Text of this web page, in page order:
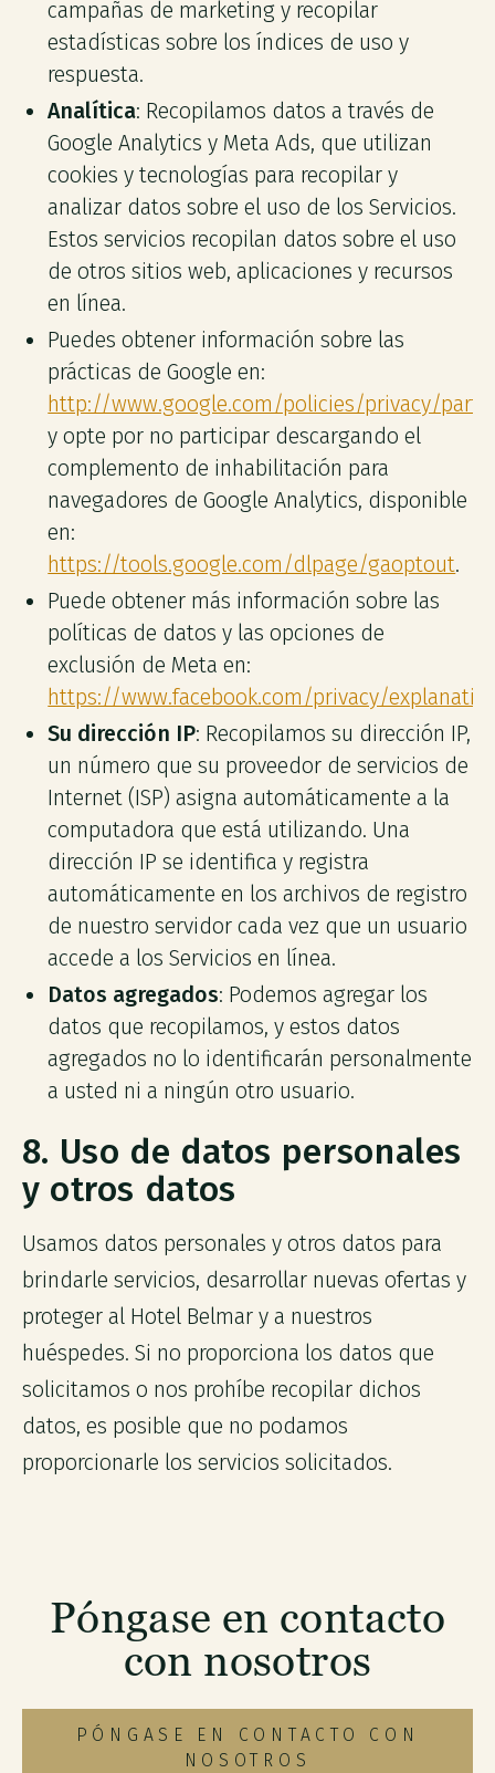
campañas de marketing y recopilar
estadísticas sobre los índices de uso y
respuesta.
Analítica: Recopilamos datos a través de
Google Analytics y Meta Ads, que utilizan
cookies y tecnologías para recopilar y
analizar datos sobre el uso de los Servicios.
Estos servicios recopilan datos sobre el uso
de otros sitios web, aplicaciones y recursos
en línea.
Puedes obtener información sobre las
prácticas de Google en:
http://www.google.com/policies/privacy/
y opte por no participar descargando el
complemento de inhabilitación para
navegadores de Google Analytics, disponible
en:
https://tools.google.com/dlpage/gaoptout.
Puede obtener más información sobre las
políticas de datos y las opciones de
exclusión de Meta en:
https://www.facebook.com/privacy/
Su dirección IP: Recopilamos su dirección IP,
un número que su proveedor de servicios de
Internet (ISP) asigna automáticamente a la
computadora que está utilizando. Una
dirección IP se identifica y registra
automáticamente en los archivos de registro
de nuestro servidor cada vez que un usuario
accede a los Servicios en línea.
Datos agregados: Podemos agregar los
datos que recopilamos, y estos datos
agregados no lo identificarán personalmente
a usted ni a ningún otro usuario.
8. Uso de datos personales
y otros datos
Usamos datos personales y otros datos para
brindarle servicios, desarrollar nuevas ofertas y
proteger al Hotel Belmar y a nuestros
huéspedes. Si no proporciona los datos que
solicitamos o nos prohíbe recopilar dichos
datos, es posible que no podamos
proporcionarle los servicios solicitados.
Póngase en contacto
con nosotros
PÓNGASE EN CONTACTO CON
NOSOTROS